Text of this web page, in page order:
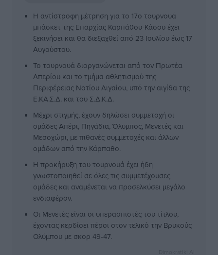
Η αντίστροφη μέτρηση για το 17ο τουρνουά
μπάσκετ της Επαρχίας Καρπάθου-Κάσου έχει
ξεκινήσει και θα διεξαχθεί από 23 Ιουλίου έως 17
Αυγούστου.
Το τουρνουά διοργανώνεται από τον Πρωτέα
Απερίου και το τμήμα αθλητισμού της
Περιφέρειας Νοτίου Αιγαίου, υπό την αιγίδα της
Ε.ΚΑ.Σ.Δ. και του Σ.Δ.Κ.Δ.
Μέχρι στιγμής, έχουν δηλώσει συμμετοχή οι
ομάδες Απέρι, Πηγάδια, Όλυμπος, Μενετές και
Μεσοχώρι, με πιθανές συμμετοχές και άλλων
ομάδων από την Κάρπαθο.
Η προκήρυξη του τουρνουά έχει ήδη
γνωστοποιηθεί σε όλες τις συμμετέχουσες
ομάδες και αναμένεται να προσελκύσει μεγάλο
ενδιαφέρον.
Οι Μενετές είναι οι υπερασπιστές του τίτλου,
έχοντας κερδίσει πέρσι στον τελικό την Βρυκούς
Ολύμπου με σκορ 49-47.